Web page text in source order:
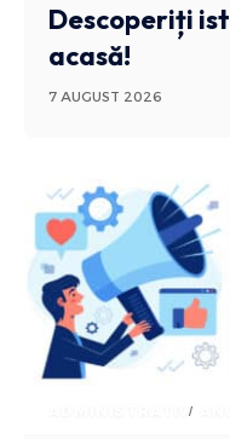
Descoperiți
acasă!
7 AUGUST 2026
ADMINISTRATIV